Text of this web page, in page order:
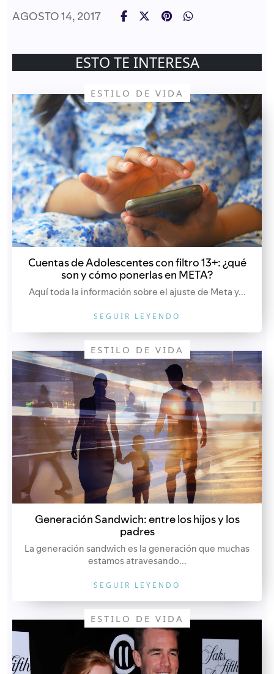
AGOSTO 14, 2017
ESTO TE INTERESA
ESTILO DE VIDA
Cuentas de Adolescentes con filtro 13+: ¿qué
son y cómo ponerlas en META?
Aquí toda la información sobre el ajuste de Meta y...
SEGUIR LEYENDO
ESTILO DE VIDA
Generación Sandwich: entre los hijos y los
padres
La generación sandwich es la generación que muchas
estamos atravesando...
SEGUIR LEYENDO
ESTILO DE VIDA